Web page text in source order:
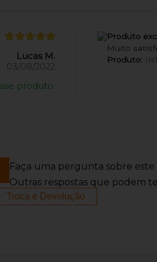
Lucas M.
03/08/2022
produto.
Produto
Muito
Produto:
Faça uma pergunta sobre
Outras respostas que podem
Troca e Devolução